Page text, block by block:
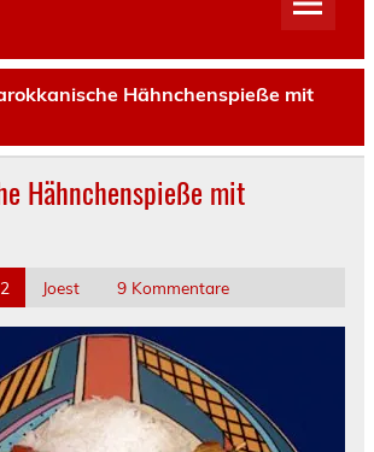
Hähnchenspieße mit
Hähnchenspieße mit
Joest 9 Kommentare